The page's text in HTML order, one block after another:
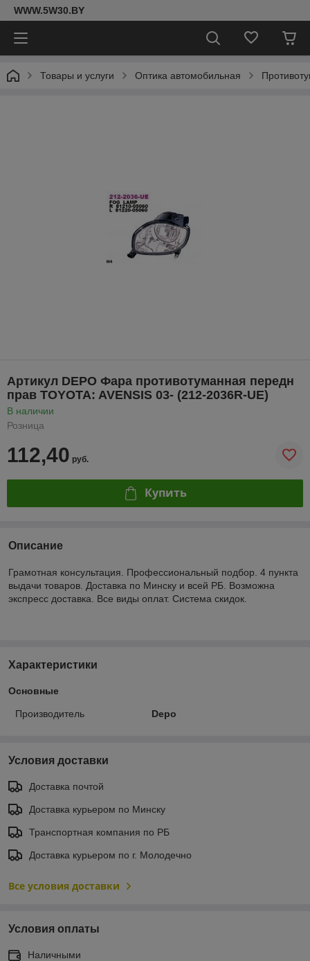
WWW.5W30.BY
Товары и услуги Оптика автомобильная
Артикул DEPO Фара противотуманная передн
прав TOYOTA: AVENSIS 03- (212-2036R-UE)
В наличии
Розница
112,40 руб.
Купить
Описание
Грамотная консультация. Профессиональный подбор. 4 пункта
выдачи товаров. Доставка по Минску и всей РБ. Возможна
экспресс доставка. Все виды оплат. Система скидок.
Характеристики
Основные
Производитель Depo
Условия доставки
Доставка почтой
Доставка курьером по Минску
Транспортная компания по РБ
Доставка курьером по г. Молодечно
Все условия доставки
Условия оплаты
Наличными